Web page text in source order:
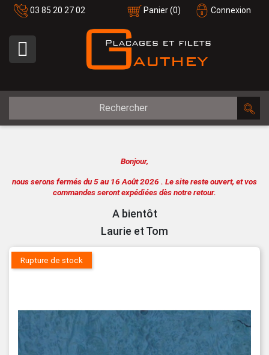
03 85 20 27 02 Connexion
Panier(0)

Bonjour,
nous serons fermés du 5 au 16 Août 2026 . Le site reste ouvert, et vos
commandes seront expédiées dès notre retour.
A bientôt
Laurie et Tom
Rupture de stock